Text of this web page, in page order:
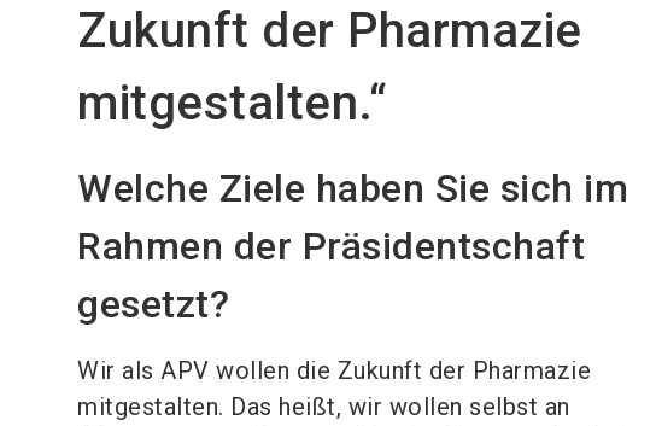
Zukunft der Pharmazie
mitgestalten.“
Welche Ziele haben Sie sich im
Rahmen der Präsidentschaft
gesetzt?
Wir als APV wollen die Zukunft der Pharmazie
mitgestalten. Das heißt, wir wollen selbst an